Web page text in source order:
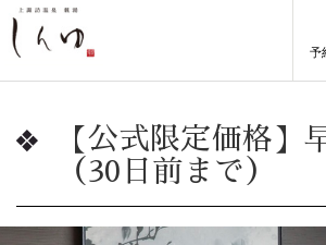
予
【公式限定価格】
（30日前まで）